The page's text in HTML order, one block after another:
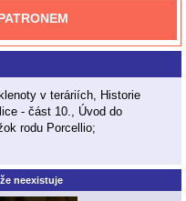
v teráriích, Historie
- část 10., Úvod do
rodu Porcellio;
neexistuje